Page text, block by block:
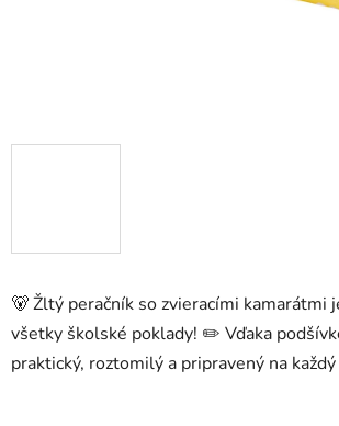
🐻 Žltý peračník so zvieracími kamarátmi
všetky školské poklady! ✏️ Vďaka
praktický, roztomilý a pripravený na